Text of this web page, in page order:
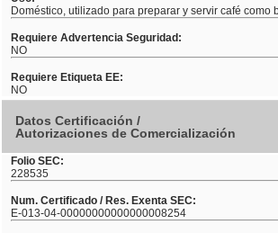
Doméstico, utilizado para preparar y servir café como
Requiere Advertencia Seguridad:
NO
Requiere Etiqueta EE:
NO
Datos Certificación /
Autorizaciones de Comercialización
Folio SEC:
228535
Num. Certificado / Res. Exenta SEC:
E-013-04-00000000000000008254